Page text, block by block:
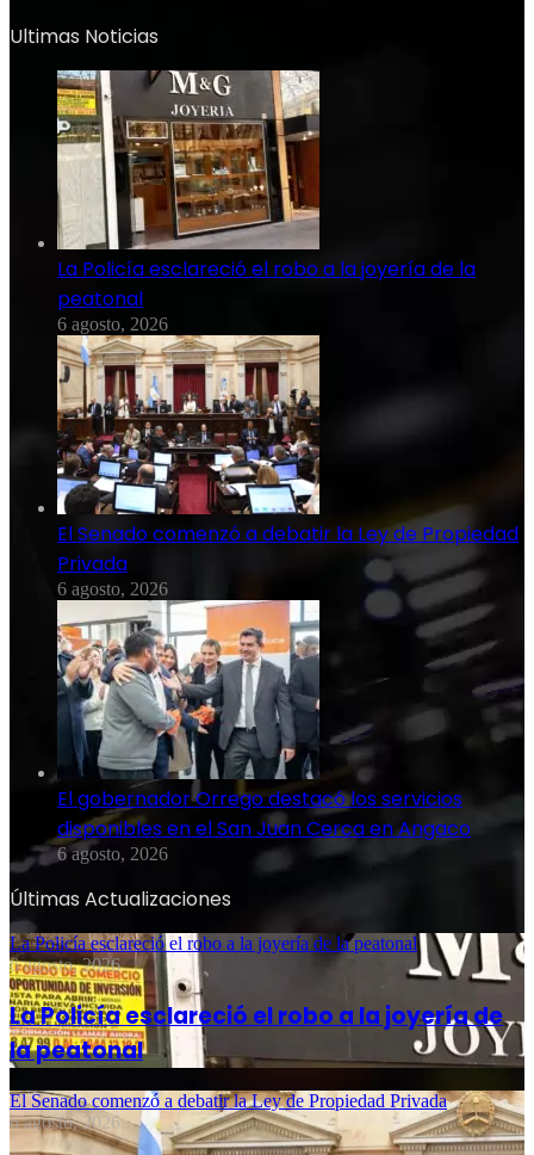
Ultimas Noticias
La Policía esclareció el robo a la joyería de la
peatonal
6 agosto, 2026
El Senado comenzó a debatir la Ley de Propiedad
Privada
6 agosto, 2026
El gobernador Orrego destacó los servicios
disponibles en el San Juan Cerca en Angaco
6 agosto, 2026
Últimas Actualizaciones
La Policía esclareció el robo a la joyería de la peatonal
6 agosto, 2026
La Policía esclareció el robo a la joyería de
la peatonal
El Senado comenzó a debatir la Ley de Propiedad Privada
6 agosto, 2026